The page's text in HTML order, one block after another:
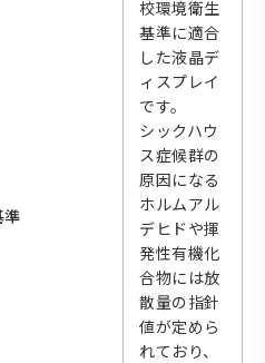
準
校環境衛生
基準に適合
した液晶デ
ィスプレイ
です。
シックハウ
ス症候群の
原因になる
ホルムアル
デヒドや揮
発性有機化
合物には放
散量の指針
値が定めら
れており、